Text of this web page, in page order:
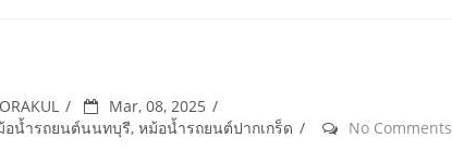
Mar, 08, 2025
อน้ำรถยนต์นนทบุรี, หม้อน้ำรถยนต์ปากเกร็ด No Comments